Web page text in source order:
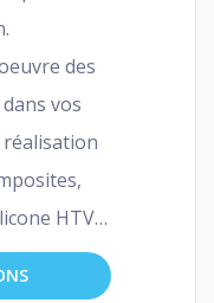
des
vos
HTV…